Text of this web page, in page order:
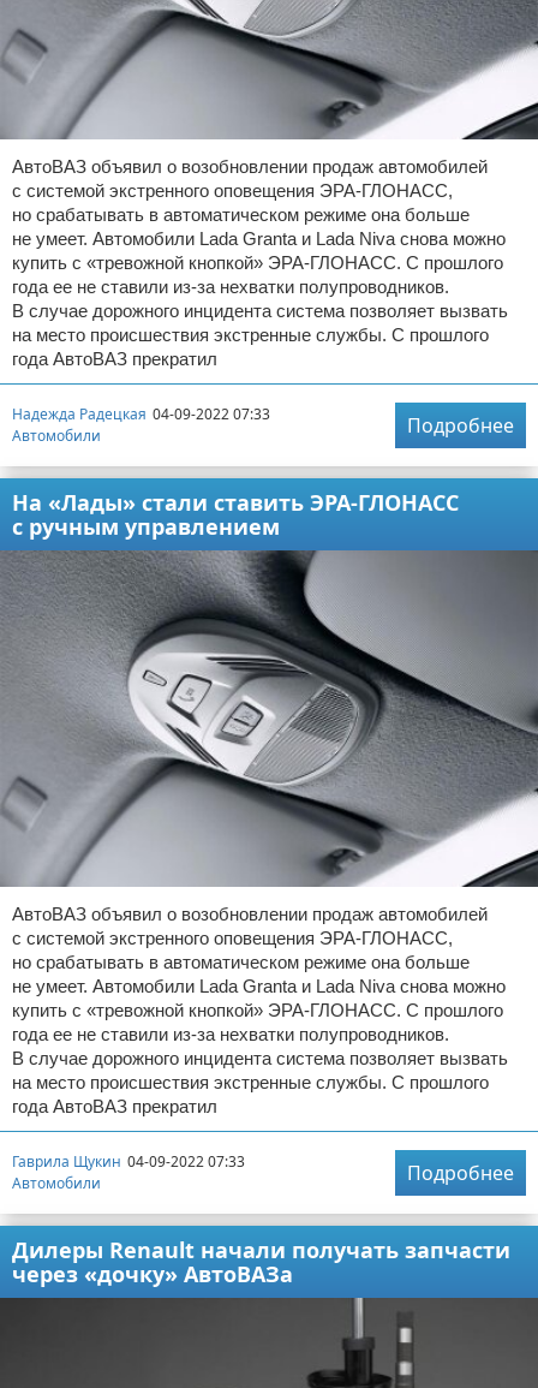
АвтоВАЗ объявил о возобновлении продаж автомобилей
с системой экстренного оповещения ЭРА-ГЛОНАСС,
но срабатывать в автоматическом режиме она больше
не умеет. Автомобили Lada Granta и Lada Niva снова можно
купить с «тревожной кнопкой» ЭРА-ГЛОНАСС. С прошлого
года ее не ставили из-за нехватки полупроводников.
В случае дорожного инцидента система позволяет вызвать
на место происшествия экстренные службы. С прошлого
года АвтоВАЗ прекратил
Надежда Радецкая 04-09-2022 07:33
Автомобили
Подробнее
На «Лады» стали ставить ЭРА-ГЛОНАСС
с ручным управлением
АвтоВАЗ объявил о возобновлении продаж автомобилей
с системой экстренного оповещения ЭРА-ГЛОНАСС,
но срабатывать в автоматическом режиме она больше
не умеет. Автомобили Lada Granta и Lada Niva снова можно
купить с «тревожной кнопкой» ЭРА-ГЛОНАСС. С прошлого
года ее не ставили из-за нехватки полупроводников.
В случае дорожного инцидента система позволяет вызвать
на место происшествия экстренные службы. С прошлого
года АвтоВАЗ прекратил
Гаврила Щукин 04-09-2022 07:33
Автомобили
Подробнее
Дилеры Renault начали получать запчасти
через «дочку» АвтоВАЗа